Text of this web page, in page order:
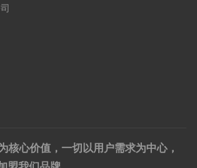
核心价值，一切以用户需求为中心，